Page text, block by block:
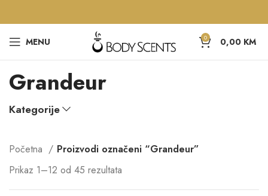
MENU 0 0,00 KM
Grandeur
Kategorije
Početna
Proizvodi označeni “Grandeur”
Prikaz 1–12 od 45 rezultata